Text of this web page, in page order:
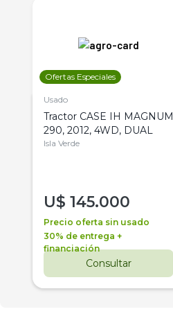
Ofertas Especiales
Usado
Tractor CASE IH MAGNUM
290, 2012, 4WD, DUAL
Isla Verde
U$ 145.000
Precio oferta sin usado
30% de entrega +
financiación
Consultar